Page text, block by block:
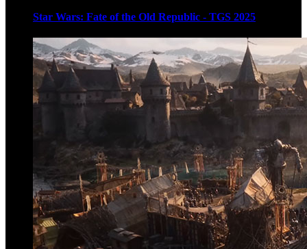
Star Wars: Fate of the Old Republic - TGS 2025